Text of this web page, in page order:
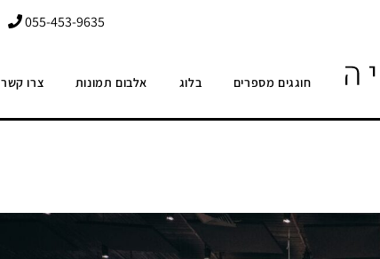
055-453-9635
חוגגים מספרים בלוג אלבום תמונות צרו קשר